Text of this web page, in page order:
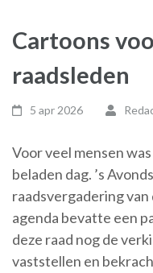
Cartoons
raadsleden
5 apr 2026
Voor veel mensen
beladen dag. ’s
raadsvergadering van
agenda bevatte een
deze raad nog de
vaststellen en